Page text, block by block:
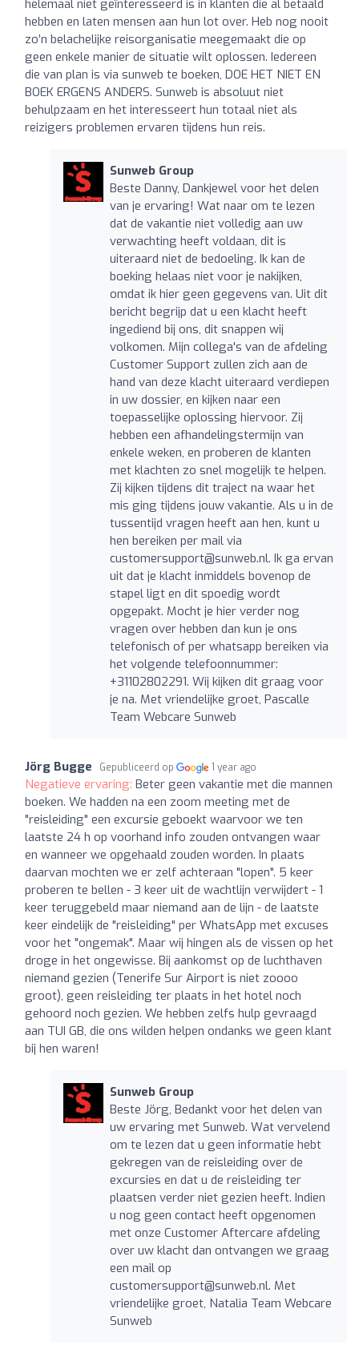
helemaal niet geïnteresseerd is in klanten die al betaald
hebben en laten mensen aan hun lot over. Heb nog nooit
zo’n belachelijke reisorganisatie meegemaakt die op
geen enkele manier de situatie wilt oplossen. Iedereen
die van plan is via sunweb te boeken, DOE HET NIET EN
BOEK ERGENS ANDERS. Sunweb is absoluut niet
behulpzaam en het interesseert hun totaal niet als
reizigers problemen ervaren tijdens hun reis.
Sunweb Group
Beste Danny, Dankjewel voor het delen
van je ervaring! Wat naar om te lezen
dat de vakantie niet volledig aan uw
verwachting heeft voldaan, dit is
uiteraard niet de bedoeling. Ik kan de
boeking helaas niet voor je nakijken,
omdat ik hier geen gegevens van. Uit dit
bericht begrijp dat u een klacht heeft
ingediend bij ons, dit snappen wij
volkomen. Mijn collega's van de afdeling
Customer Support zullen zich aan de
hand van deze klacht uiteraard verdiepen
in uw dossier, en kijken naar een
toepasselijke oplossing hiervoor. Zij
hebben een afhandelingstermijn van
enkele weken, en proberen de klanten
met klachten zo snel mogelijk te helpen.
Zij kijken tijdens dit traject na waar het
mis ging tijdens jouw vakantie. Als u in de
tussentijd vragen heeft aan hen, kunt u
hen bereiken per mail via
customersupport@sunweb.nl. Ik ga ervan
uit dat je klacht inmiddels bovenop de
stapel ligt en dit spoedig wordt
opgepakt. Mocht je hier verder nog
vragen over hebben dan kun je ons
telefonisch of per whatsapp bereiken via
het volgende telefoonnummer:
+31102802291. Wij kijken dit graag voor
je na. Met vriendelijke groet, Pascalle
Team Webcare Sunweb
Jörg Bugge Gepubliceerd op 1 year ago
Negatieve ervaring: Beter geen vakantie met die mannen
boeken. We hadden na een zoom meeting met de
"reisleiding" een excursie geboekt waarvoor we ten
laatste 24 h op voorhand info zouden ontvangen waar
en wanneer we opgehaald zouden worden. In plaats
daarvan mochten we er zelf achteraan "lopen". 5 keer
proberen te bellen - 3 keer uit de wachtlijn verwijdert - 1
keer teruggebeld maar niemand aan de lijn - de laatste
keer eindelijk de "reisleiding" per WhatsApp met excuses
voor het "ongemak". Maar wij hingen als de vissen op het
droge in het ongewisse. Bij aankomst op de luchthaven
niemand gezien (Tenerife Sur Airport is niet zoooo
groot), geen reisleiding ter plaats in het hotel noch
gehoord noch gezien. We hebben zelfs hulp gevraagd
aan TUI GB, die ons wilden helpen ondanks we geen klant
bij hen waren!
Sunweb Group
Beste Jörg, Bedankt voor het delen van
uw ervaring met Sunweb. Wat vervelend
om te lezen dat u geen informatie hebt
gekregen van de reisleiding over de
excursies en dat u de reisleiding ter
plaatsen verder niet gezien heeft. Indien
u nog geen contact heeft opgenomen
met onze Customer Aftercare afdeling
over uw klacht dan ontvangen we graag
een mail op
customersupport@sunweb.nl. Met
vriendelijke groet, Natalia Team Webcare
Sunweb